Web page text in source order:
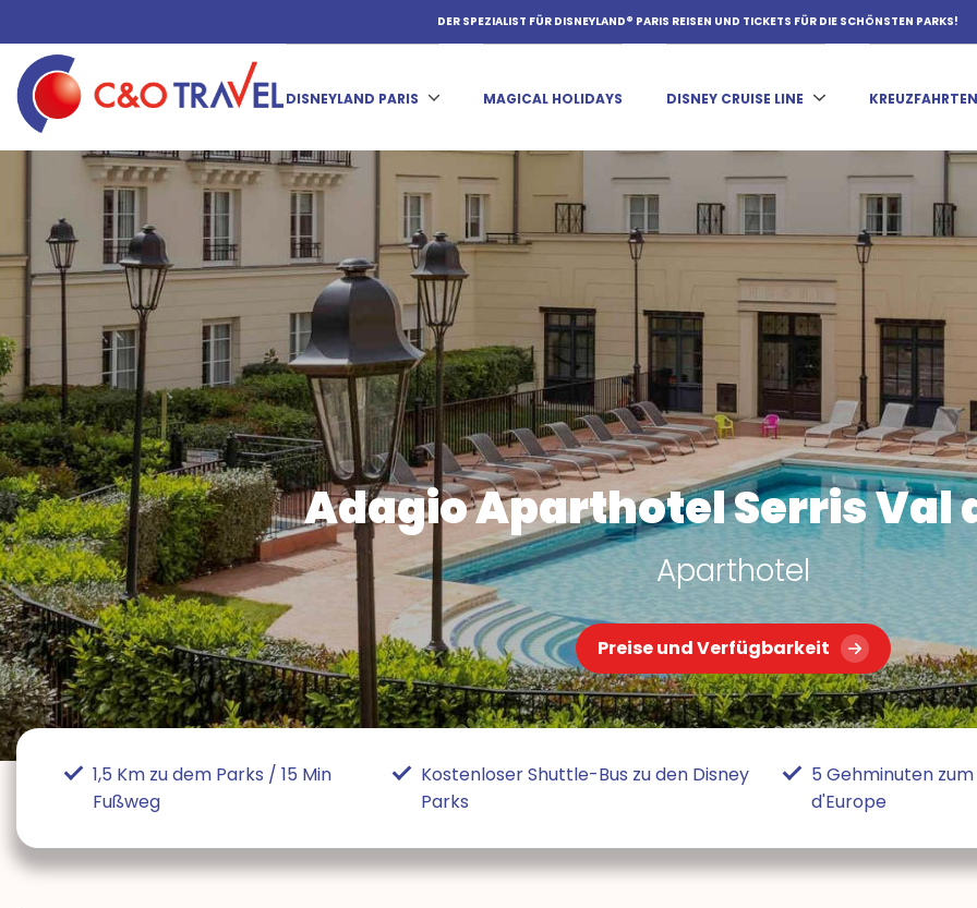
DER SPEZIALIST FÜR DISNEYLAND® PARIS REISEN UND TICKETS FÜR DIE SCHÖNSTEN PARKS!
DISNEYLAND PARIS MAGICAL HOLIDAYS DISNEY CRUISE LINE KREUZFAHRTEN
Adagio Aparthotel Serris Val
Aparthotel
Preise und Verfügbarkeit
1,5 Km zu dem Parks / 15 Min
Fußweg
Kostenloser Shuttle-Bus zu den Disney
Parks
5 Gehminuten
d'Europe